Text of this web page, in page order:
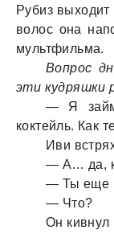
Рубиз
волос она
мультфильма.
Вопрос
эти кудряшки
— Я
коктейль. Как
Иви
— А… да,
— Ты еще
— Что?
Он кивнул